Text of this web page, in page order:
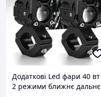
Додаткові Led фари 40 вт
2 режими ближнє дальнє